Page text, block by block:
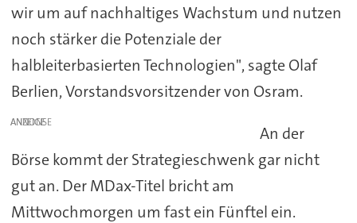
wir um auf nachhaltiges Wachstum und nutzen
noch stärker die Potenziale der
halbleiterbasierten Technologien", sagte Olaf
Berlien, Vorstandsvorsitzender von Osram.
ANZEIGE
An der
Börse kommt der Strategieschwenk gar nicht
gut an. Der MDax-Titel bricht am
Mittwochmorgen um fast ein Fünftel ein.